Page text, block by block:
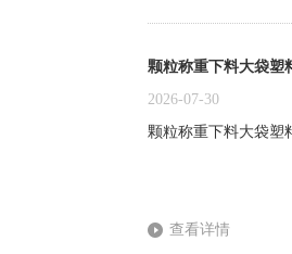
颗粒称重下料大袋塑
2026-07-30
颗粒称重下料大袋塑
查看详情